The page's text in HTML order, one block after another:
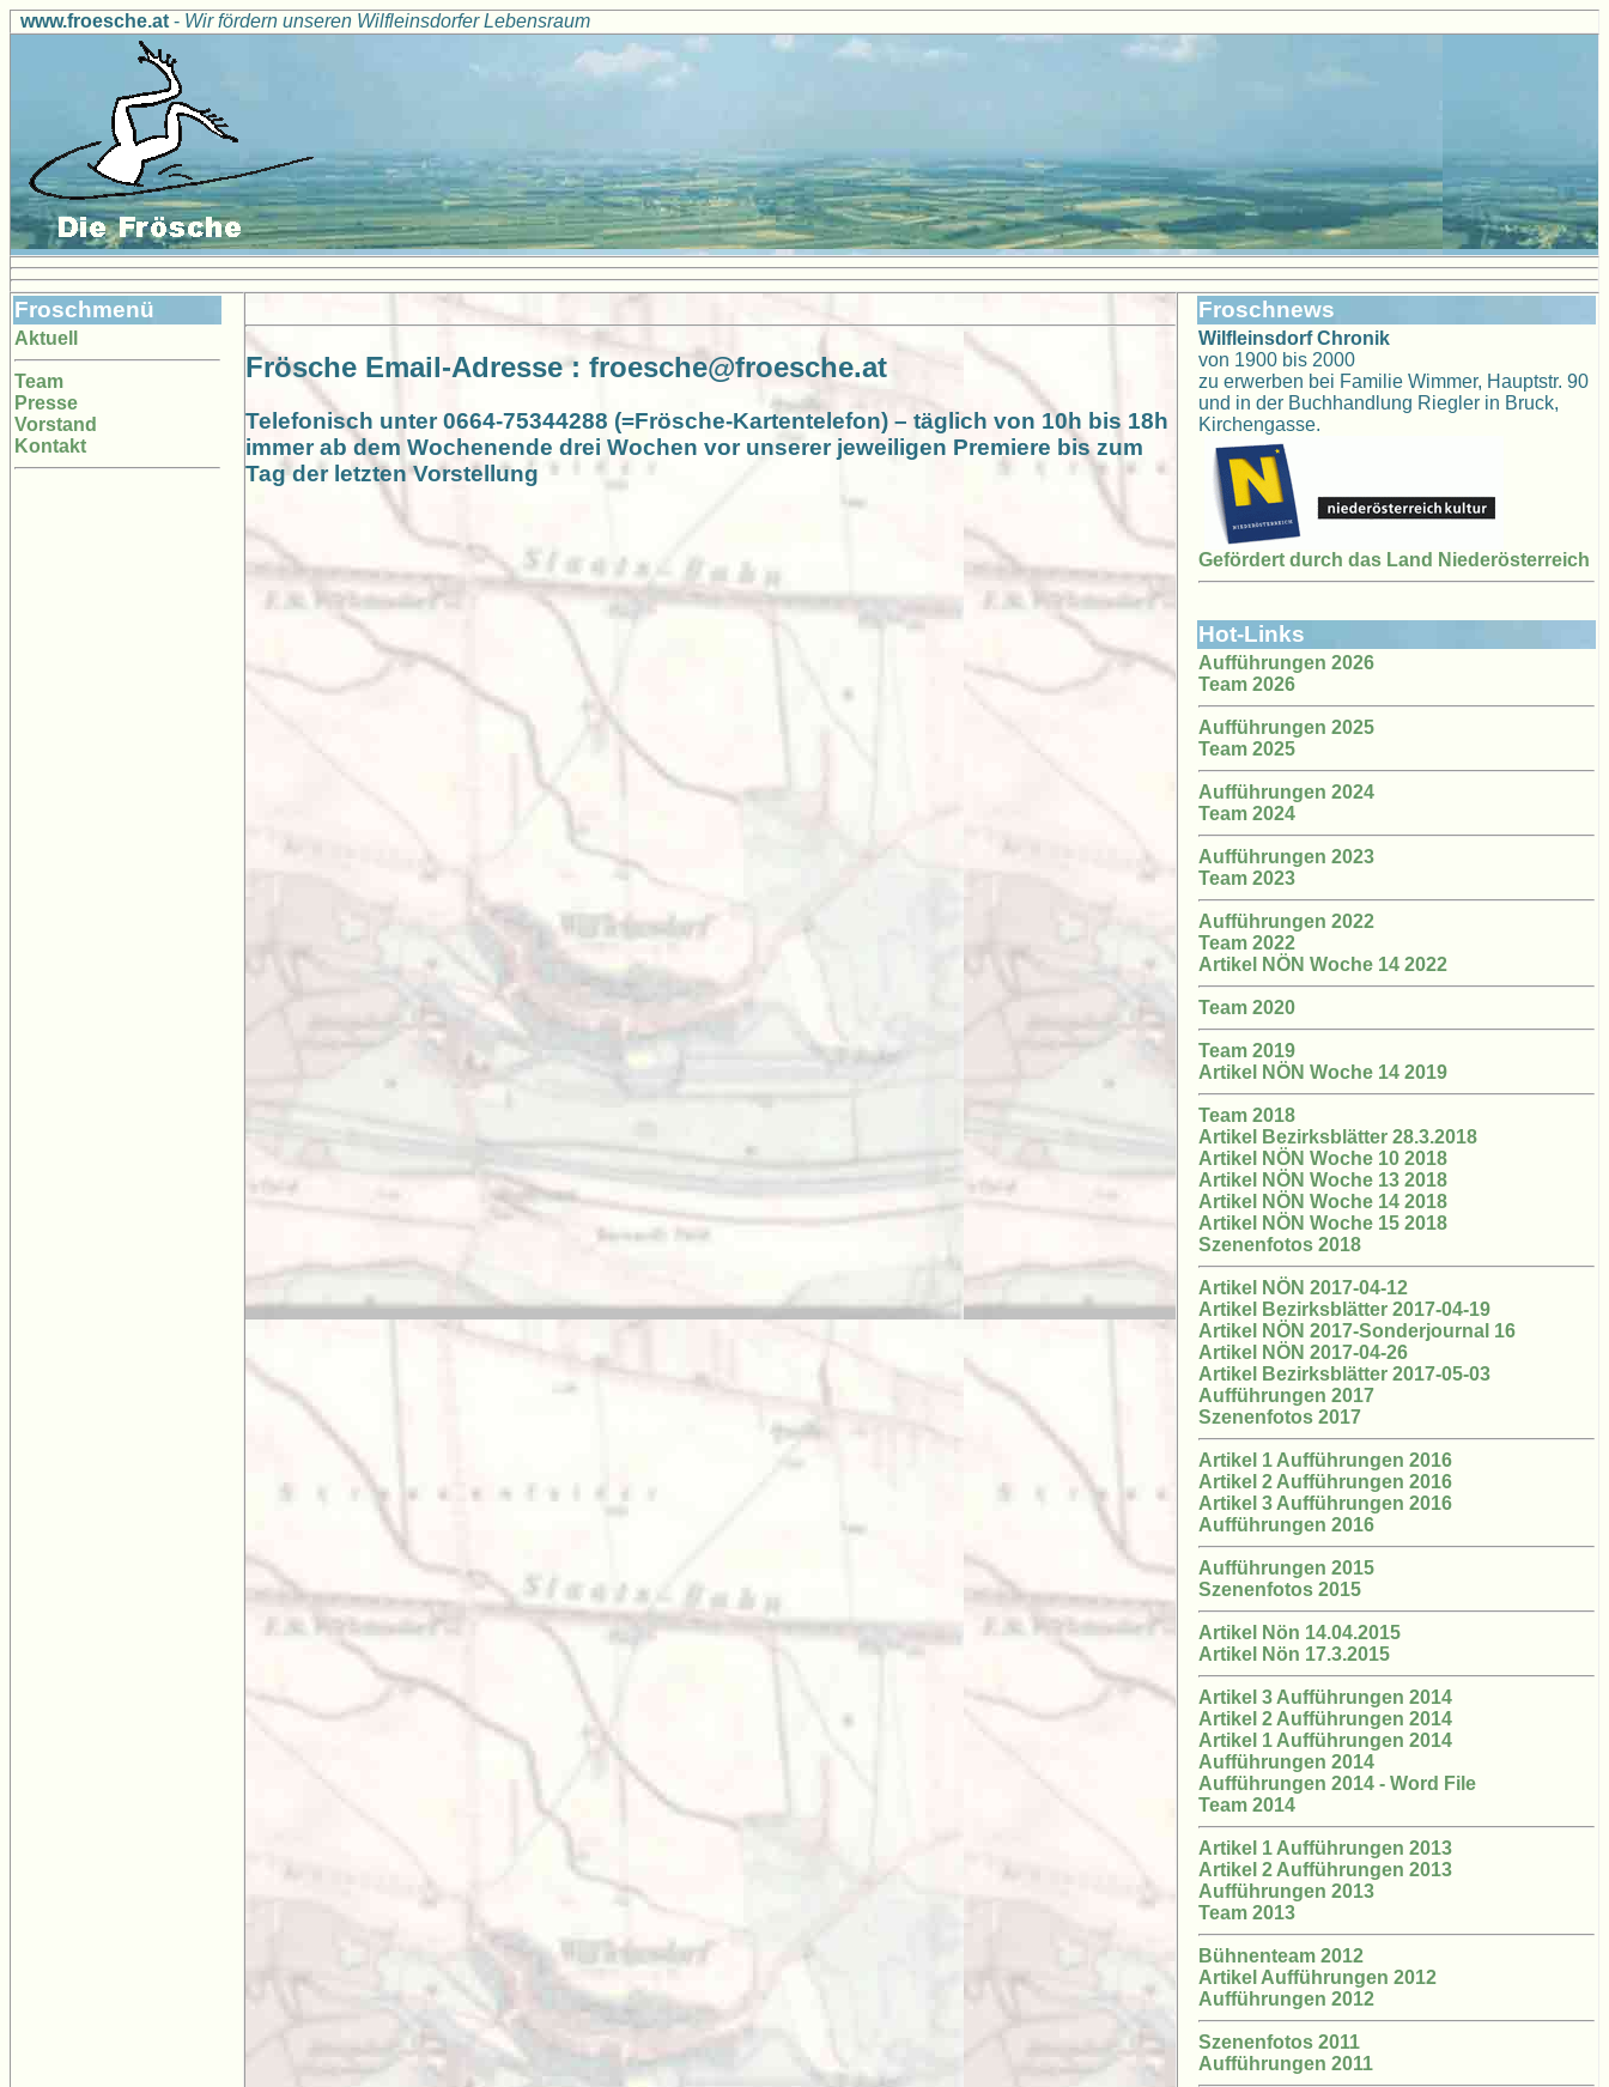
www.froesche.at - Wir fördern unseren Wilfleinsdorfer Lebensraum
Froschmenü
Aktuell
Team
Presse
Vorstand
Kontakt
Frösche Email-Adresse : froesche@froesche.at
Telefonisch unter 0664-75344288 (=Frösche-Kartentelefon) – täglich von 10h bis 18h
immer ab dem Wochenende drei Wochen vor unserer jeweiligen Premiere bis zum
Tag der letzten Vorstellung
Froschnews
Wilfleinsdorf Chronik
von 1900 bis 2000
zu erwerben bei Familie Wimmer, Hauptstr. 90
und in der Buchhandlung Riegler in Bruck,
Kirchengasse.
Gefördert durch das Land Niederösterreich
Hot-Links
Aufführungen 2026
Team 2026
Aufführungen 2025
Team 2025
Aufführungen 2024
Team 2024
Aufführungen 2023
Team 2023
Aufführungen 2022
Team 2022
Artikel NÖN Woche 14 2022
Team 2020
Team 2019
Artikel NÖN Woche 14 2019
Team 2018
Artikel Bezirksblätter 28.3.2018
Artikel NÖN Woche 10 2018
Artikel NÖN Woche 13 2018
Artikel NÖN Woche 14 2018
Artikel NÖN Woche 15 2018
Szenenfotos 2018
Artikel NÖN 2017-04-12
Artikel Bezirksblätter 2017-04-19
Artikel NÖN 2017-Sonderjournal 16
Artikel NÖN 2017-04-26
Artikel Bezirksblätter 2017-05-03
Aufführungen 2017
Szenenfotos 2017
Artikel 1 Aufführungen 2016
Artikel 2 Aufführungen 2016
Artikel 3 Aufführungen 2016
Aufführungen 2016
Aufführungen 2015
Szenenfotos 2015
Artikel Nön 14.04.2015
Artikel Nön 17.3.2015
Artikel 3 Aufführungen 2014
Artikel 2 Aufführungen 2014
Artikel 1 Aufführungen 2014
Aufführungen 2014
Aufführungen 2014 - Word File
Team 2014
Artikel 1 Aufführungen 2013
Artikel 2 Aufführungen 2013
Aufführungen 2013
Team 2013
Bühnenteam 2012
Artikel Aufführungen 2012
Aufführungen 2012
Szenenfotos 2011
Aufführungen 2011